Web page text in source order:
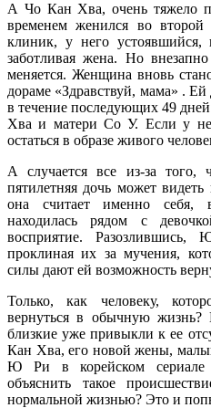
А Чо Кан Хва, очень тяжело
временем женился во
клиник, у него
заботливая жена. Но
меняется. Женщина вновь
дораме «Здравствуй, мама» .
в течение последующих 49
Хва и матери Со У. Если у
остаться в образе живого
А случается все из-за
пятилетняя дочь может
она считает именно себя,
находилась рядом с
восприятие.
проклиная их за мучения,
силы дают ей возможность
Только, как человеку,
вернуться в обычную
близкие уже привыкли к ее
Кан Хва, его новой жены,
Ю Ри в корейском сериале
объяснить такое
нормальной жизнью? Это и